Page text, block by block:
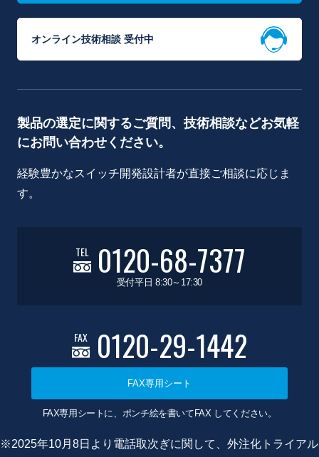
オンライン技術相談 受付中
製品の選定に関するご質問、技術相談などお気軽
にお問い合わせください。
経験豊かなスイッチ開発設計者が直接ご相談に応じま
す。
TEL 0120-68-7377
受付平日 8:30～17:30
FAX 0120-29-1442
FAX専用シート
FAX専用シートに、ポンチ絵を書いてFAX してください。
※2025年10月8日より電話取次ぎに関して、外注化トライアル